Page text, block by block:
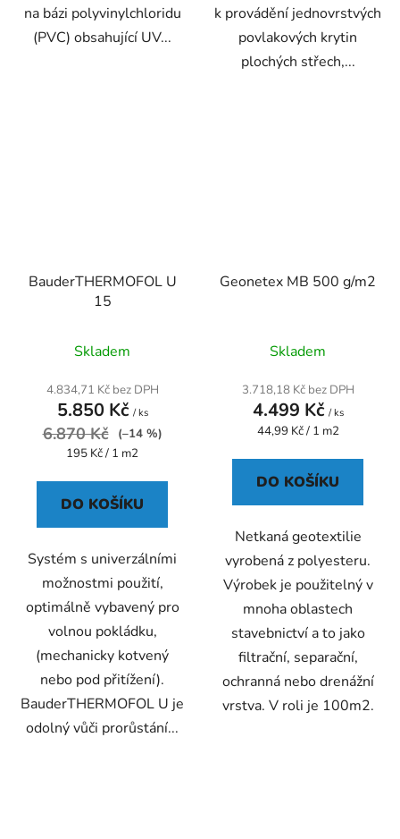
na bázi polyvinylchloridu
(PVC) obsahující UV...
k provádění jednovrstvých
povlakových krytin
plochých střech,...
BauderTHERMOFOL U
15
hodnocení
produktu
je
4,3
z
5
hvězdiček.
Skladem
4.834,71 Kč bez DPH
5.850 Kč / ks
6.870 Kč
(–14 %)
Měrná
195 Kč / 1 m2
DO KOŠÍKU
Systém s univerzálními
možnostmi použití,
optimálně vybavený pro
volnou pokládku,
(mechanicky kotvený
nebo pod přitížení).
BauderTHERMOFOL U je
odolný vůči prorůstání...
Geonetex MB 500 g/m2
Skladem
3.718,18 Kč bez DPH
4.499 Kč / ks
Měrná
44,99 Kč / 1 m2
DO KOŠÍKU
Netkaná geotextilie
vyrobená z polyesteru.
Výrobek je použitelný v
mnoha oblastech
stavebnictví a to jako
filtrační, separační,
ochranná nebo drenážní
vrstva. V roli je 100m2.